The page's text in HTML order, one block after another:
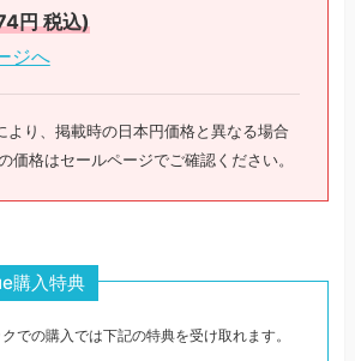
円 税込)
ジへ
より、掲載時の日本円価格と異なる場合
価格はセールページでご確認ください。
購入特典
での購入では下記の特典を受け取れます。